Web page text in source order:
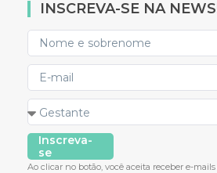
INSCREVA-SE NA
Inscreva-
se
Ao clicar no botão, você aceita receber e-